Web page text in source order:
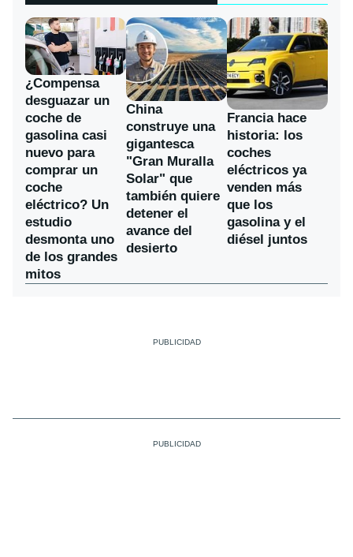
¿Compensa
desguazar un
coche de
gasolina casi
nuevo para
comprar un
coche
eléctrico? Un
estudio
desmonta uno
de los grandes
mitos
China
construye una
gigantesca
"Gran Muralla
Solar" que
también quiere
detener el
avance del
desierto
Francia hace
historia: los
coches
eléctricos ya
venden más
que los
gasolina y el
diésel juntos